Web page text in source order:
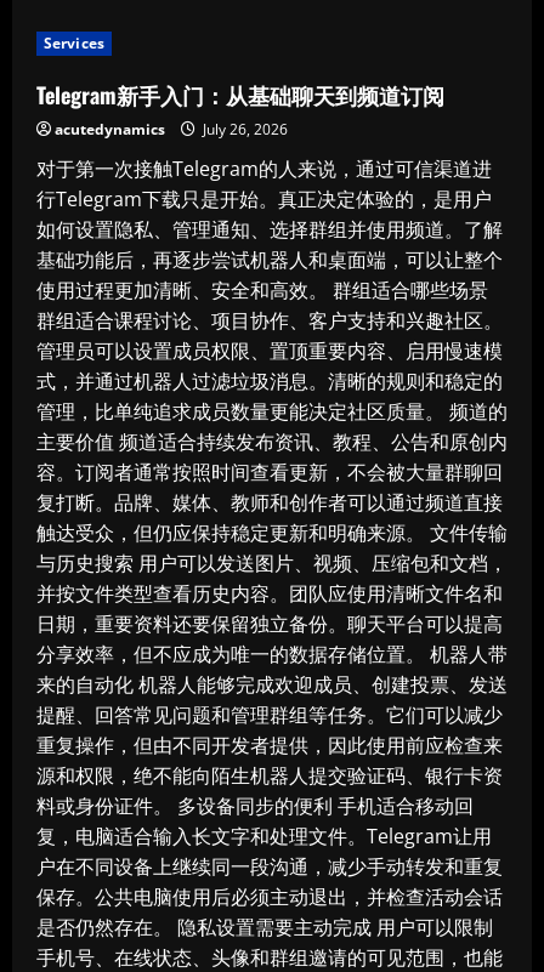
Wage-
Level
Information
Without
Misreading
the
Data
Services
Telegram新手入门：从基础聊天到频道订阅
acutedynamics July 26, 2026
对于第一次接触Telegram的人来说，通过可信渠道进
行Telegram下载只是开始。真正决定体验的，是用户
如何设置隐私、管理通知、选择群组并使用频道。了解
基础功能后，再逐步尝试机器人和桌面端，可以让整个
使用过程更加清晰、安全和高效。 群组适合哪些场景
群组适合课程讨论、项目协作、客户支持和兴趣社区。
管理员可以设置成员权限、置顶重要内容、启用慢速模
式，并通过机器人过滤垃圾消息。清晰的规则和稳定的
管理，比单纯追求成员数量更能决定社区质量。 频道的
主要价值 频道适合持续发布资讯、教程、公告和原创内
容。订阅者通常按照时间查看更新，不会被大量群聊回
复打断。品牌、媒体、教师和创作者可以通过频道直接
触达受众，但仍应保持稳定更新和明确来源。 文件传输
与历史搜索 用户可以发送图片、视频、压缩包和文档，
并按文件类型查看历史内容。团队应使用清晰文件名和
日期，重要资料还要保留独立备份。聊天平台可以提高
分享效率，但不应成为唯一的数据存储位置。 机器人带
来的自动化 机器人能够完成欢迎成员、创建投票、发送
提醒、回答常见问题和管理群组等任务。它们可以减少
重复操作，但由不同开发者提供，因此使用前应检查来
源和权限，绝不能向陌生机器人提交验证码、银行卡资
料或身份证件。 多设备同步的便利 手机适合移动回
复，电脑适合输入长文字和处理文件。Telegram让用
户在不同设备上继续同一段沟通，减少手动转发和重复
保存。公共电脑使用后必须主动退出，并检查活动会话
是否仍然存在。 隐私设置需要主动完成 用户可以限制
手机号、在线状态、头像和群组邀请的可见范围，也能